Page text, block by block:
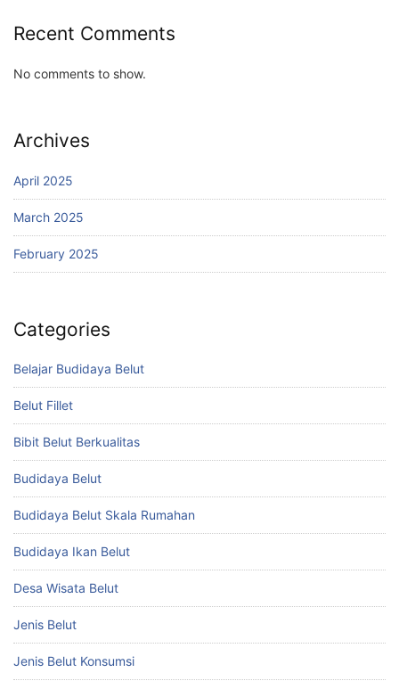
Recent Comments
No comments to show.
Archives
April 2025
March 2025
February 2025
Categories
Belajar Budidaya Belut
Belut Fillet
Bibit Belut Berkualitas
Budidaya Belut
Budidaya Belut Skala Rumahan
Budidaya Ikan Belut
Desa Wisata Belut
Jenis Belut
Jenis Belut Konsumsi